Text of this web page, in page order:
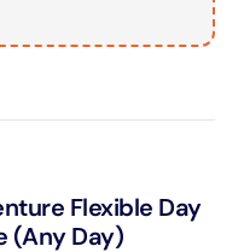
Flexible Day
(Any Day)